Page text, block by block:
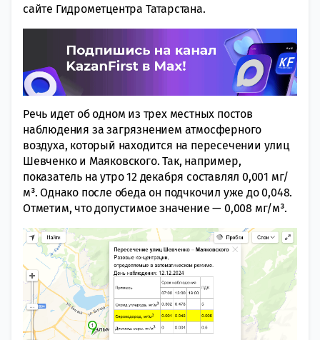
сайте Гидрометцентра Татарстана.
Речь идет об одном из трех местных постов
наблюдения за загрязнением атмосферного
воздуха, который находится на пересечении улиц
Шевченко и Маяковского. Так, например,
показатель на утро 12 декабря составлял 0,001 мг/
м³. Однако после обеда он подчкочил уже до 0,048.
Отметим, что допустимое значение — 0,008 мг/м³.